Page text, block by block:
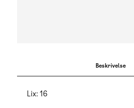
Beskrivelse
Lix: 16